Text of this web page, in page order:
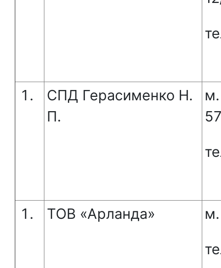
СПД Герасименко Н.
П.
ТОВ «Арланда»